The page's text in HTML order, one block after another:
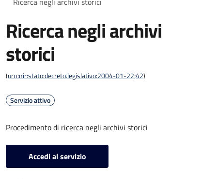
Ricerca negli archivi
storici
(urn:nir:stato:decreto.legislativo:2004-01-22;42)
Servizio attivo
Procedimento di ricerca negli archivi storici
Accedi al servizio